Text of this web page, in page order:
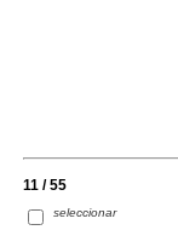
11 / 55
seleccionar